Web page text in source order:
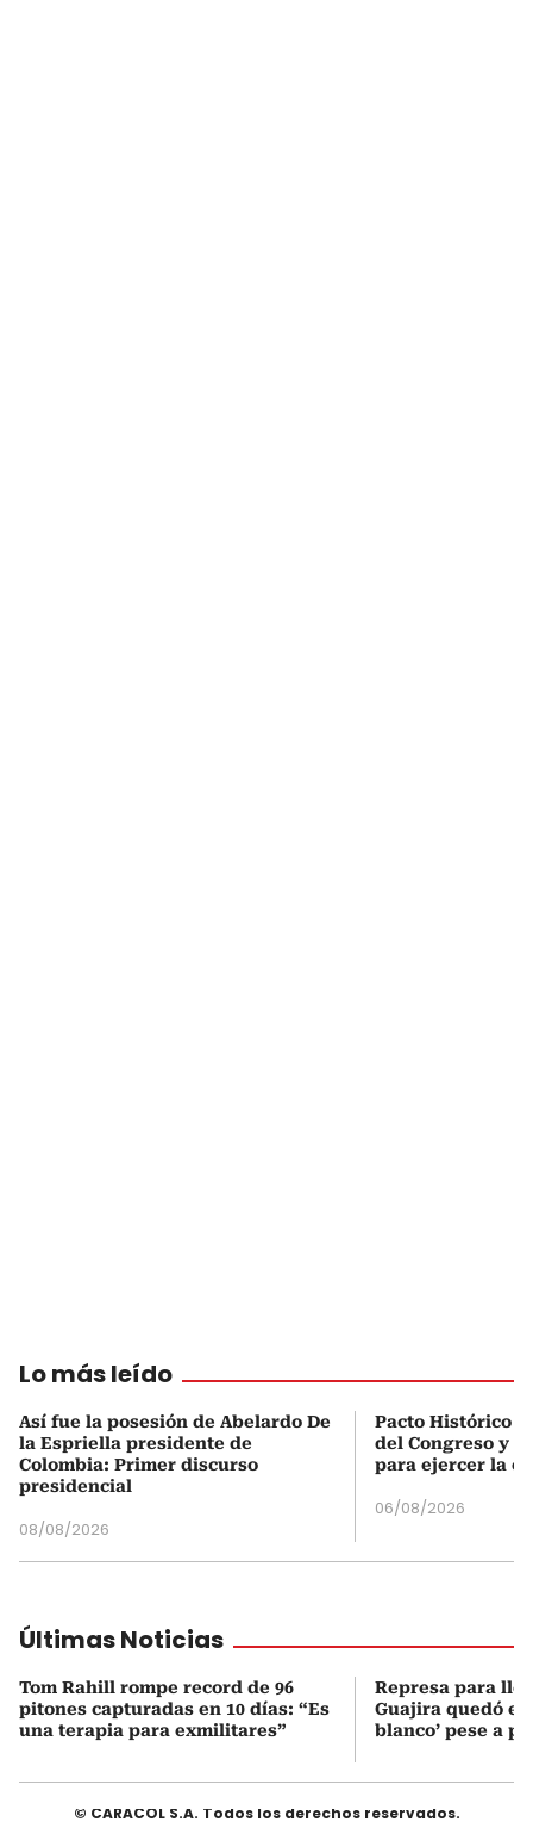
Lo más leído
Así fue la posesión de Abelardo De
la Espriella presidente de
Colombia: Primer discurso
presidencial
08/08/2026
Pacto Histórico
del Congreso y
para ejercer la
06/08/2026
Últimas Noticias
Tom Rahill rompe record de 96
pitones capturadas en 10 días: “Es
una terapia para exmilitares”
Represa para
Guajira quedó en
blanco’ pese a
© CARACOL S.A. Todos los derechos reservados.